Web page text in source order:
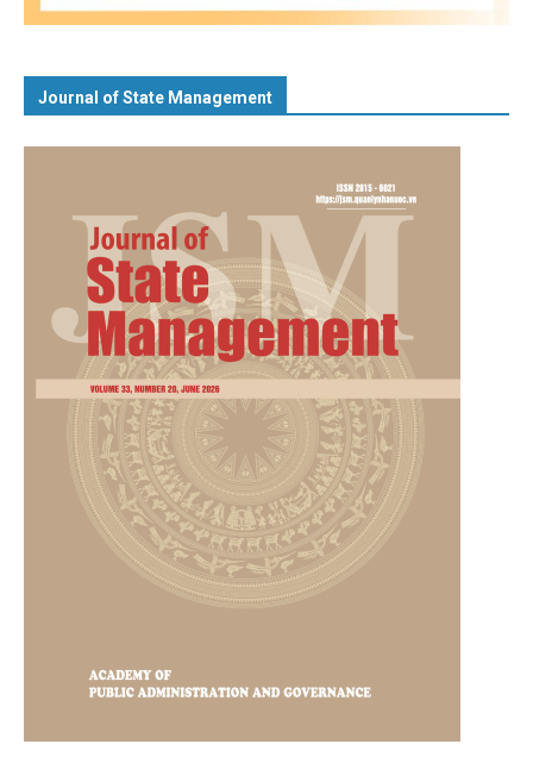
Journal of State Management